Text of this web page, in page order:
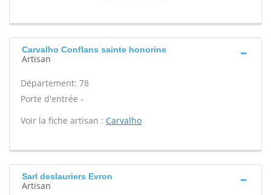
Carvalho Conflans sainte honorine
Artisan
Département: 78
Porte d'entrée -
Voir la fiche artisan : Carvalho
Sarl deslauriers Evron
Artisan